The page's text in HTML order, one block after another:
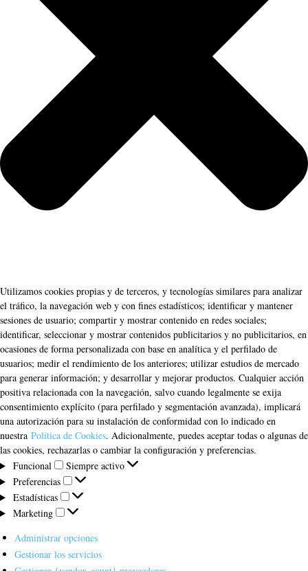
Utilizamos cookies propias y de terceros, y tecnologías similares para analizar
el tráfico, la navegación web y con fines estadísticos; identificar y mantener
sesiones de usuario; compartir y mostrar contenido en redes sociales;
identificar, seleccionar y mostrar contenidos publicitarios y no publicitarios, en
ocasiones de forma personalizada con base en analítica y el perfilado de
usuarios; medir el rendimiento de los anteriores; utilizar estudios de mercado
para generar información; y desarrollar y mejorar productos. Cualquier acción
positiva relacionada con la navegación, salvo cuando legalmente se exija
consentimiento explícito (para perfilado y segmentación avanzada), implicará
una autorización para su instalación de conformidad con lo indicado en
nuestra Política de Cookies. Adicionalmente, puedes aceptar todas o algunas de
las cookies, rechazarlas o cambiar la configuración y preferencias.
Funcional
Funcional
Siempre activo
Preferencias
Preferencias
Estadísticas
Estadísticas
Marketing
Marketing
Administrar opciones
Gestionar los servicios